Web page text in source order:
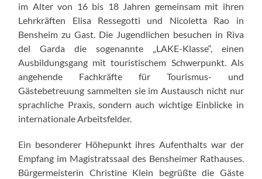
im Alter von 16 bis 18 Jahren gemeinsam mit ihren
Lehrkräften Elisa Ressegotti und Nicoletta Rao in
Bensheim zu Gast. Die Jugendlichen besuchen in Riva
del Garda die sogenannte „LAKE-Klasse“, einen
Ausbildungsgang mit touristischem Schwerpunkt. Als
angehende Fachkräfte für Tourismus- und
Gästebetreuung sammelten sie im Austausch nicht nur
sprachliche Praxis, sondern auch wichtige Einblicke in
internationale Arbeitsfelder.
Ein besonderer Höhepunkt ihres Aufenthalts war der
Empfang im Magistratssaal des Bensheimer Rathauses.
Bürgermeisterin Christine Klein begrüßte die Gäste